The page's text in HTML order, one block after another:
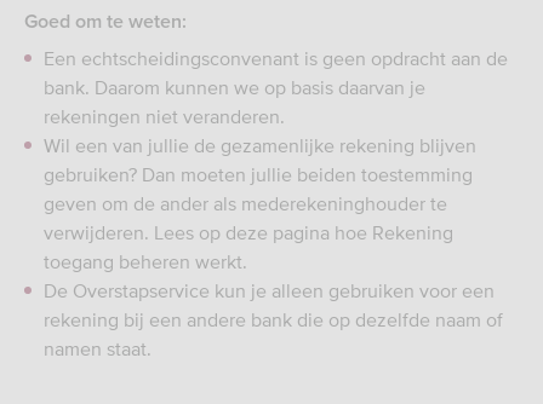
Goed om te weten:
Een echtscheidingsconvenant is geen opdracht aan de
bank. Daarom kunnen we op basis daarvan je
rekeningen niet veranderen.
Wil een van jullie de gezamenlijke rekening blijven
gebruiken? Dan moeten jullie beiden toestemming
geven om de ander als mederekeninghouder te
verwijderen. Lees op deze pagina hoe Rekening
toegang beheren werkt.
De Overstapservice kun je alleen gebruiken voor een
rekening bij een andere bank die op dezelfde naam of
namen staat.